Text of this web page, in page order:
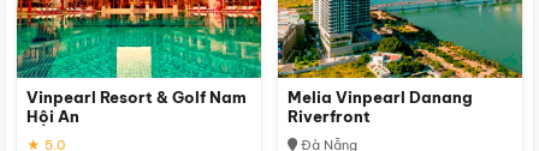
Vinpearl Resort & Golf Nam
Hội An
★ 5.0
Melia Vinpearl Danang
Riverfront
Đà Nẵng